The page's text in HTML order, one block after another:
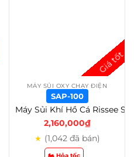
MÁY SỦI OXY CHẠY ĐIỆN
SAP-100
2,160,000₫
★ (1,042 đã bán)